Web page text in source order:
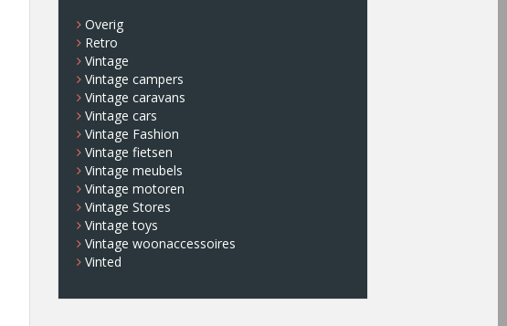
Overig
Retro
Vintage
Vintage campers
Vintage caravans
Vintage cars
Vintage Fashion
Vintage fietsen
Vintage meubels
Vintage motoren
Vintage Stores
Vintage toys
Vintage woonaccessoires
Vinted